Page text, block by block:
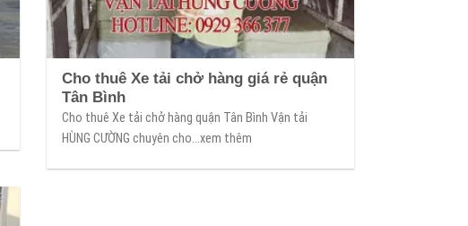
Cho thuê Xe tải chở hàng giá rẻ quận
Tân Bình
Cho thuê Xe tải chở hàng quận Tân Bình Vận tải
HÙNG CƯỜNG chuyên cho...xem thêm